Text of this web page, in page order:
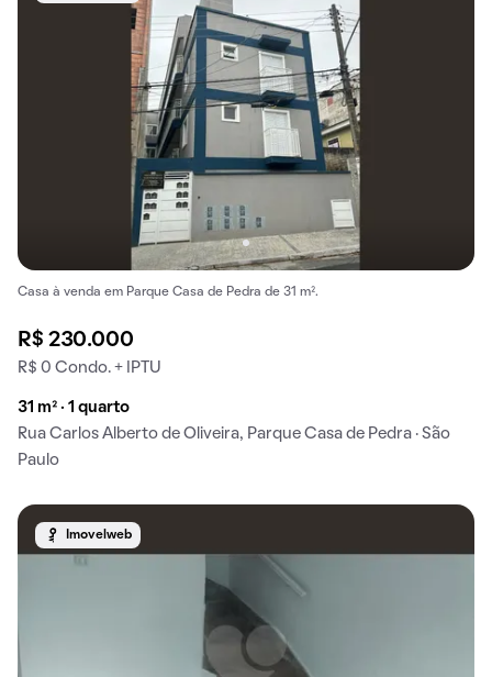
Casa à venda em Parque Casa de Pedra de 31 m².
R$ 230.000
R$ 0 Condo. + IPTU
31 m² · 1 quarto
Rua Carlos Alberto de Oliveira, Parque Casa de Pedra · São
Paulo
Imovelweb